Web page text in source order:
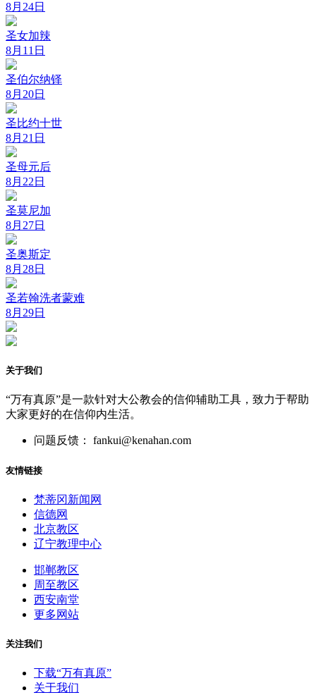
8月24日
圣女加辣
8月11日
圣伯尔纳铎
8月20日
圣比约十世
8月21日
圣母元后
8月22日
圣莫尼加
8月27日
圣奥斯定
8月28日
圣若翰洗者蒙难
8月29日
关于我们
“万有真原”是一款针对大公教会的信仰辅助工具，致力于帮助
大家更好的在信仰内生活。
问题反馈： fankui@kenahan.com
友情链接
梵蒂冈新闻网
信德网
北京教区
辽宁教理中心
邯郸教区
周至教区
西安南堂
更多网站
关注我们
下载“万有真原”
关于我们